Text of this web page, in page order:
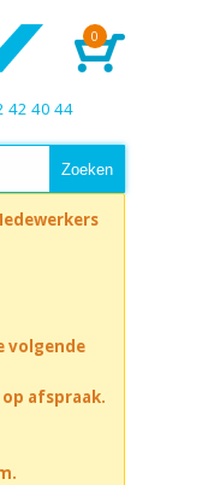
0
42 40 44
volgende
afspraak.